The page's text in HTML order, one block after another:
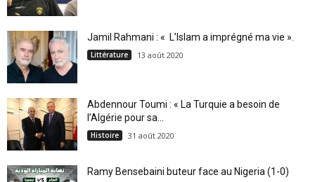
Jamil Rahmani : « L’Islam a imprégné ma vie ».
Littérature 13 août 2020
Abdennour Toumi : « La Turquie a besoin de
l’Algérie pour sa...
Histoire 31 août 2020
Ramy Bensebaini buteur face au Nigeria (1-0)